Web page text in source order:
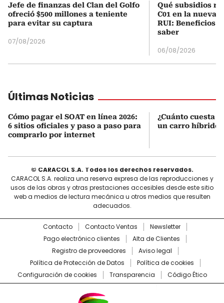
Jefe de finanzas del Clan del Golfo
ofreció $500 millones a teniente
para evitar su captura
07/08/2026
Qué subsidios
C01 en la nueva
RUI: Beneficios
saber
06/08/2026
Últimas Noticias
Cómo pagar el SOAT en línea 2026:
6 sitios oficiales y paso a paso para
comprarlo por internet
¿Cuánto cuesta
un carro híbrido
© CARACOL S.A. Todos los derechos reservados.
CARACOL S.A. realiza una reserva expresa de las reproducciones y
usos de las obras y otras prestaciones accesibles desde este sitio
web a medios de lectura mecánica u otros medios que resulten
adecuados.
Contacto Contacto Ventas
Newsletter
Pago electrónico clientes
Alta de Clientes
Registro de proveedores
Aviso legal
Política de Protección de Datos
Política de cookies
Configuración de cookies
Transparencia Código Ético